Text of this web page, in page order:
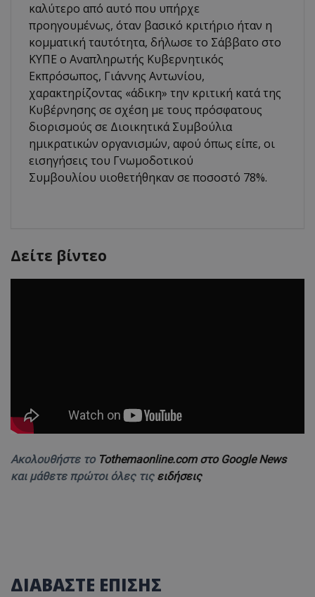
καλύτερο από αυτό που υπήρχε
προηγουμένως, όταν βασικό κριτήριο ήταν η
κομματική ταυτότητα, δήλωσε το Σάββατο στο
ΚΥΠΕ ο Αναπληρωτής Κυβερνητικός
Εκπρόσωπος, Γιάννης Αντωνίου,
χαρακτηρίζοντας «άδικη» την κριτική κατά της
Κυβέρνησης σε σχέση με τους πρόσφατους
διορισμούς σε Διοικητικά Συμβούλια
ημικρατικών οργανισμών, αφού όπως είπε, οι
εισηγήσεις του Γνωμοδοτικού
Συμβουλίου υιοθετήθηκαν σε ποσοστό 78%.
Δείτε βίντεο
Ακολουθήστε το Tothemaonline.com στο Google News
και μάθετε πρώτοι όλες τις ειδήσεις
ΔΙΑΒΑΣΤΕ ΕΠΙΣΗΣ